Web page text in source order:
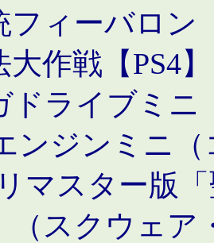
フィーバロン
大作戦【PS4
ドライブミニ
ンジンミニ
マスター版
（スクウェア